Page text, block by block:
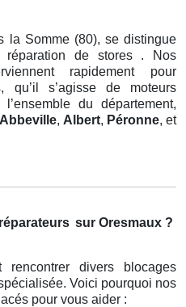
la Somme (80), se distingue
de stores . Nos
rapidement pour
qu’il s’agisse de moteurs
du département,
Abbeville, Albert, Péronne, et
sur Oresmaux ?
divers blocages
Voici pourquoi nos
pour vous aider :